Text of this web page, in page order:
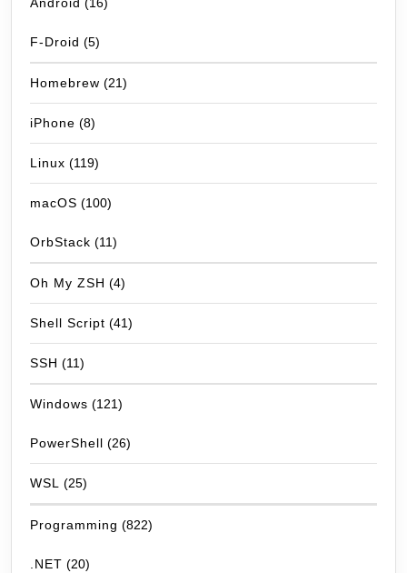
Android (16)
F-Droid (5)
Homebrew (21)
iPhone (8)
Linux (119)
macOS (100)
OrbStack (11)
Oh My ZSH (4)
Shell Script (41)
SSH (11)
Windows (121)
PowerShell (26)
WSL (25)
Programming (822)
.NET (20)